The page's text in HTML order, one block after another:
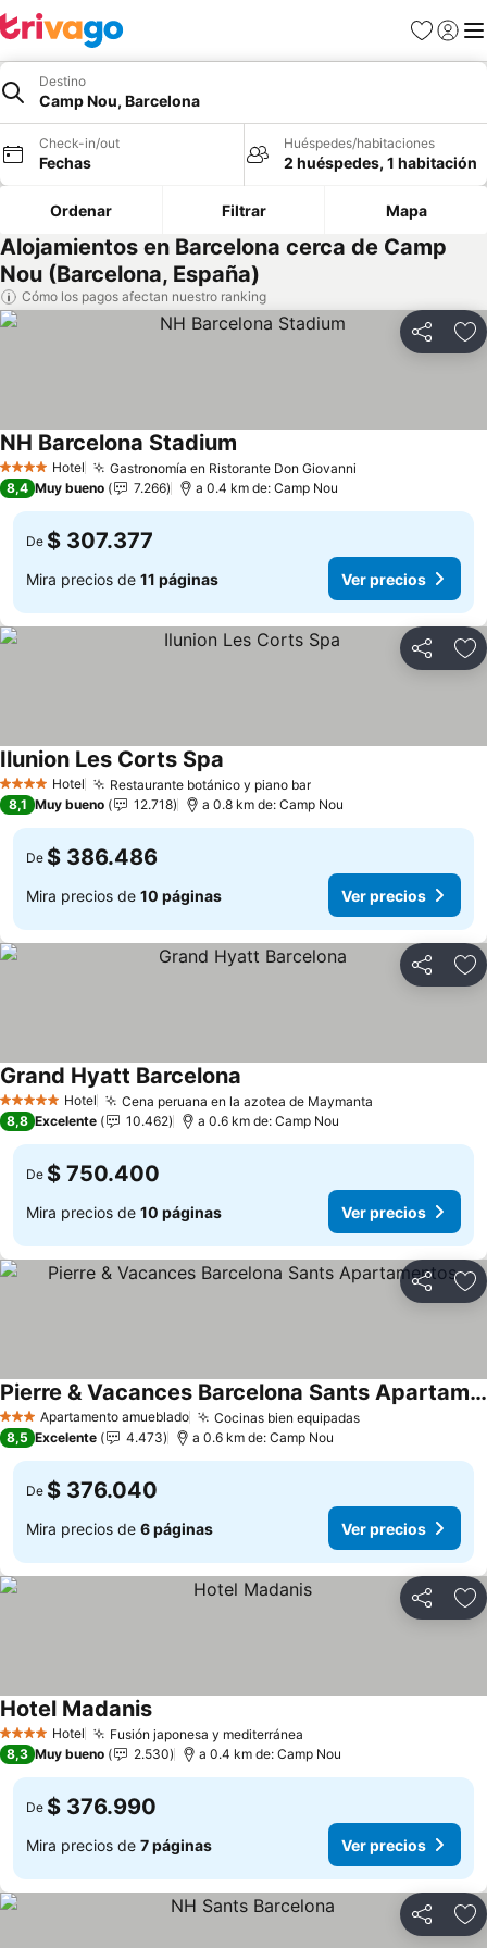
Favoritos
Iniciar
Destino
Camp Nou, Barcelona
Check-in/out
Fechas
Huéspedes/habitaciones
2 huéspedes, 1 habitación
Ordenar Filtrar Mapa
Alojamientos en Barcelona cerca de Camp
Nou (Barcelona, España)
Cómo los pagos afectan nuestro ranking
Compartir
4 EstrellasHotel Gastronomía en Ristorante Don Giovanni
NH Barcelona Stadium
8,4 Muy bueno 7.266 a 0.4 km de: Camp Nou
De $ 307.377
Mira precios de 11 páginas Ver precios
Compartir
4 EstrellasHotel Restaurante botánico y piano bar
Ilunion Les Corts Spa
8,1 Muy bueno 12.718 a 0.8 km de: Camp Nou
De $ 386.486
Mira precios de 10 páginas Ver precios
Compartir
5 Estrellas Hotel Cena peruana en la azotea de Maymanta
Grand Hyatt Barcelona
8,8 Excelente 10.462 a 0.6 km de: Camp Nou
De $ 750.400
Mira precios de 10 páginas Ver precios
Compartir
3 EstrellasApartamento amueblado Cocinas bien equipadas
Pierre & Vacances Barcelona Sants Apartamentos
8,5 Excelente 4.473 a 0.6 km de: Camp Nou
De $ 376.040
Mira precios de 6 páginas Ver precios
Compartir
4 EstrellasHotel Fusión japonesa y mediterránea
Hotel Madanis
8,3 Muy bueno 2.530 a 0.4 km de: Camp Nou
De $ 376.990
Mira precios de 7 páginas Ver precios
Compartir